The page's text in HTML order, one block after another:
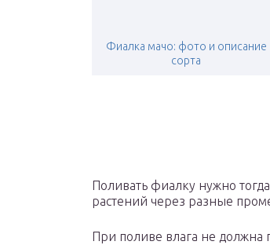
Фиалка мачо: фото и описание
сорта
Поливать фиалку нужно
растений через разные
При поливе влага не должна